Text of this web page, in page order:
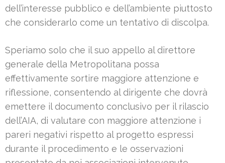
dell’interesse pubblico e dell’ambiente piuttosto
che considerarlo come un tentativo di discolpa.
Speriamo solo che il suo appello al direttore
generale della Metropolitana possa
effettivamente sortire maggiore attenzione e
riflessione, consentendo al dirigente che dovrà
emettere il documento conclusivo per il rilascio
dell’AIA, di valutare con maggiore attenzione i
pareri negativi rispetto al progetto espressi
durante il procedimento e le osservazioni